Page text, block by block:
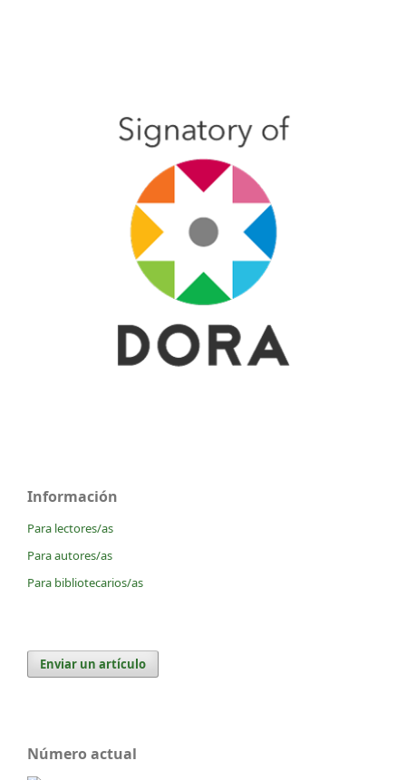
Información
Para lectores/as
Para autores/as
Para bibliotecarios/as
Enviar un artículo
Número actual